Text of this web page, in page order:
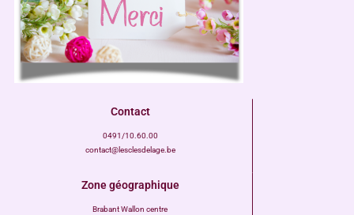
Contact
0491/10.60.00
contact@lesclesdelage.be
Zone géographique
Brabant Wallon centre